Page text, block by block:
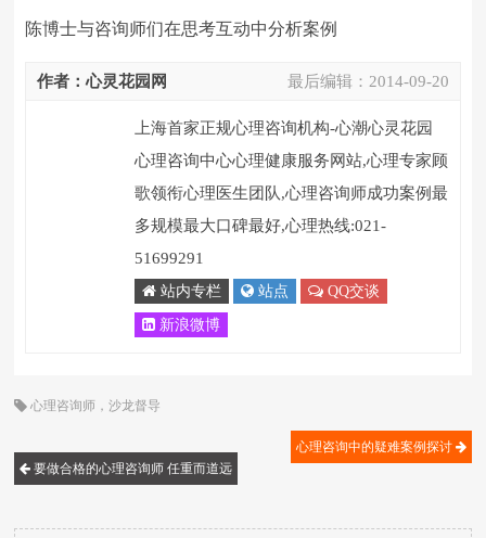
陈博士与咨询师们在思考互动中分析案例
最后编辑： 2014-09-20
作者：心灵花园网
上海首家正规心理咨询机构-心潮心灵花园
心理咨询中心心理健康服务网站,心理专家顾
歌领衔心理医生团队,心理咨询师成功案例最
多规模最大口碑最好,心理热线:021-
51699291
站内专栏 站点 QQ交谈
新浪微博
心理咨询师 ，沙龙督导
要做合格的心理咨询师 任重而道远
心理咨询中的疑难案例探讨